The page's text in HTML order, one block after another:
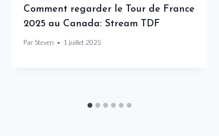
Comment regarder le Tour de France
2025 au Canada: Stream TDF
Par Steven 1 juillet 2025